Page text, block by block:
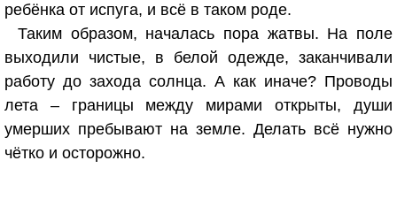
ребёнка от испуга, и всё в таком роде.
Таким образом, началась пора жатвы. На поле
выходили чистые, в белой одежде, заканчивали
работу до захода солнца. А как иначе? Проводы
лета – границы между мирами открыты, души
умерших пребывают на земле. Делать всё нужно
чётко и осторожно.